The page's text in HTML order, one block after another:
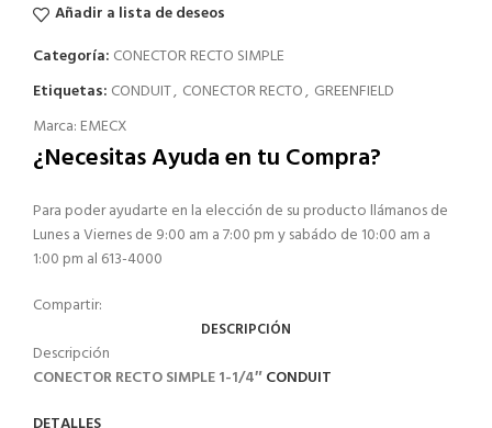
Añadir a lista de deseos
Categoría: CONECTOR RECTO SIMPLE
Etiquetas: CONDUIT, CONECTOR RECTO, GREENFIELD
Marca: EMECX
¿Necesitas Ayuda en tu Compra?
Para poder ayudarte en la elección de su producto llámanos de
Lunes a Viernes de 9:00 am a 7:00 pm y sabádo de 10:00 am a
1:00 pm al 613-4000
Compartir:
DESCRIPCIÓN
Descripción
CONECTOR RECTO SIMPLE 1-1/4″CONDUIT